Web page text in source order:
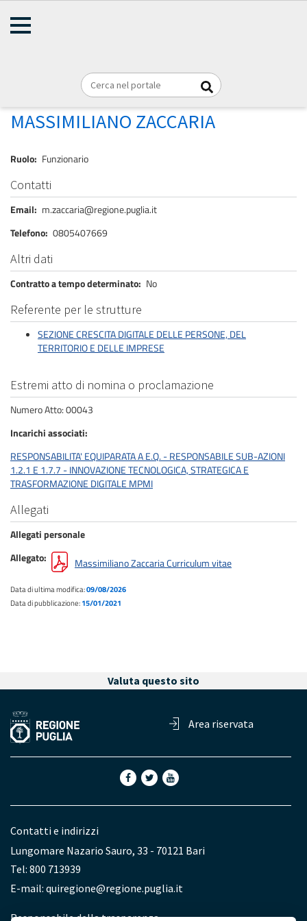
Briciole
Home
ZACCARIA MASSIMILIANO
MASSIMILIANO ZACCARIA
Ruolo Funzionario
Contatti
Email
m.zaccaria@regione.puglia.it
Telefono 0805407669
Altri dati
Contratto a tempo determinato No
Referente per le strutture
SEZIONE CRESCITA DIGITALE DELLE PERSONE, DEL
TERRITORIO E DELLE IMPRESE
Estremi atto di nomina o proclamazione
Numero Atto: 00043
Incarichi associati
RESPONSABILITA' EQUIPARATA A E.Q. - RESPONSABILE SUB-AZIONI
1.2.1 E 1.7.7 - INNOVAZIONE TECNOLOGICA, STRATEGICA E
TRASFORMAZIONE DIGITALE MPMI
Allegati
Allegati personale
Allegato
Massimiliano Zaccaria Curriculum vitae
Data di ultima modifica:09/08/2026
Data di pubblicazione:15/01/2021
Valuta questo sito
Area riservata
Contatti e indirizzi
Lungomare Nazario Sauro, 33 - 70121 Bari
Tel: 800 713939
E-mail: quiregione@regione.puglia.it
Redazione
Responsabile della trasparenza